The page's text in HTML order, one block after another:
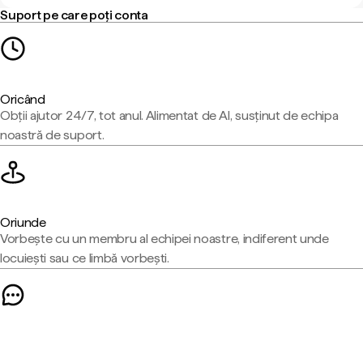
Suport pe care poți conta
Oricând
Obții ajutor 24/7, tot anul. Alimentat de AI, susținut de echipa
noastră de suport.
Oriunde
Vorbește cu un membru al echipei noastre, indiferent unde
locuiești sau ce limbă vorbești.